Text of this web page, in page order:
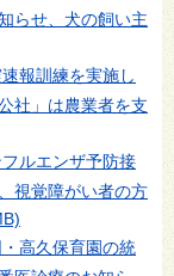
らせ、犬の飼い主
報訓練を実施し
社」は農業者を支
ルエンザ予防接
視覚障がい者の方
高久保育園の統